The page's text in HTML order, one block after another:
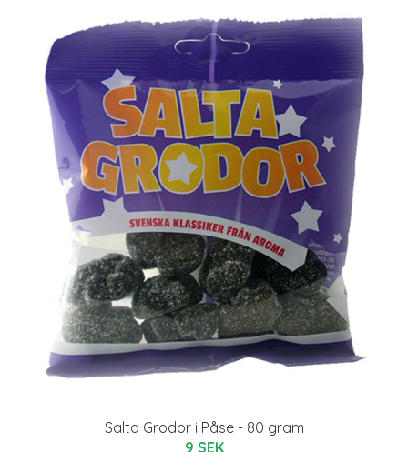
Salta Grodor i Påse - 80 gram
9 SEK